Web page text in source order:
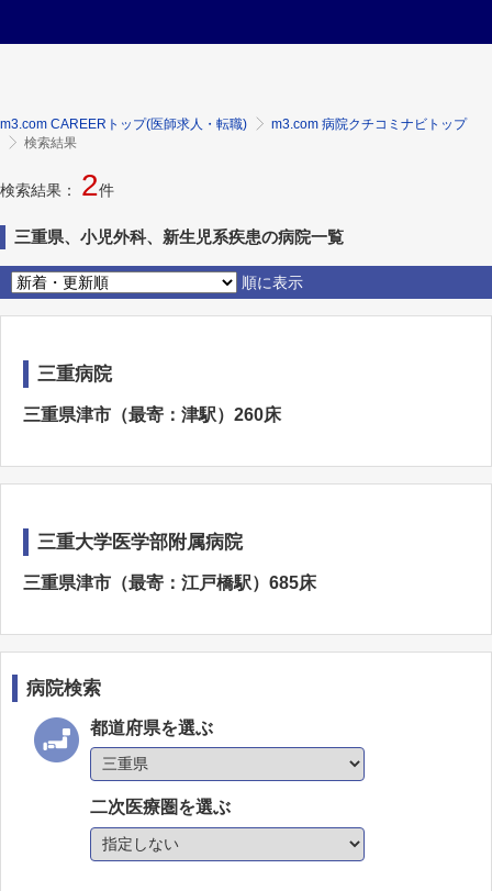
m3.com CAREERトップ(医師求人・転職)
m3.com 病院クチコミナビトップ
検索結果
検索結果： 2件
三重県、小児外科、新生児系疾患の病院一覧
順に表示
三重病院
三重県津市（最寄：津駅）260床
三重大学医学部附属病院
三重県津市（最寄：江戸橋駅）685床
病院検索
都道府県を選ぶ
二次医療圏を選ぶ